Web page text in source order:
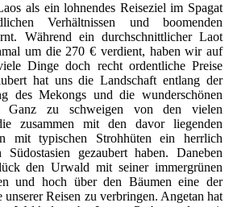
als ein lohnendes Reiseziel im Spagat
Verhältnissen und boomenden
Während ein durchschnittlicher Laot
um die 270 € verdient, haben wir auf
Dinge doch recht ordentliche Preise
hat uns die Landschaft entlang der
des Mekongs und die wunderschönen
Ganz zu schweigen von den vielen
zusammen mit den davor liegenden
mit typischen Strohhüten ein herrlich
gezaubert haben. Daneben
den Urwald mit seiner immergrünen
und hoch über den Bäumen eine der
Reisen zu verbringen. Angetan hat